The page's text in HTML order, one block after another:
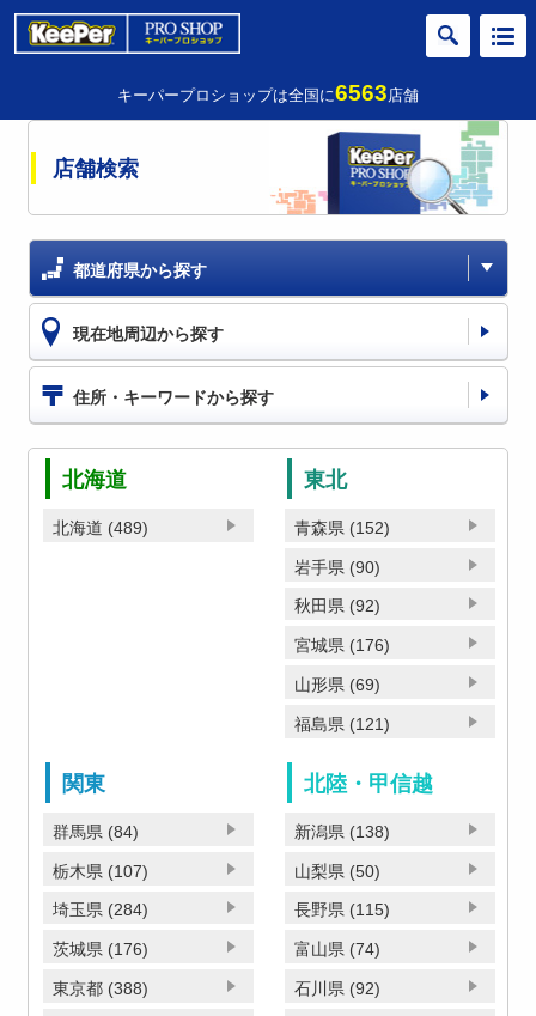
キーパープロショップは全国に6563店舗
店舗検索
都道府県から探す
現在地周辺から探す
住所・キーワードから探す
北海道
北海道 (489)
東北
青森県 (152)
岩手県 (90)
秋田県 (92)
宮城県 (176)
山形県 (69)
福島県 (121)
関東
群馬県 (84)
栃木県 (107)
埼玉県 (284)
茨城県 (176)
東京都 (388)
北陸・甲信越
新潟県 (138)
山梨県 (50)
長野県 (115)
富山県 (74)
石川県 (92)